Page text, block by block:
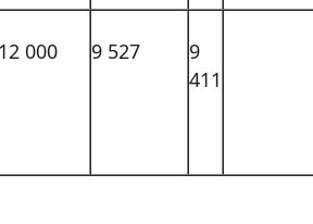
12 000 9 527
9
411